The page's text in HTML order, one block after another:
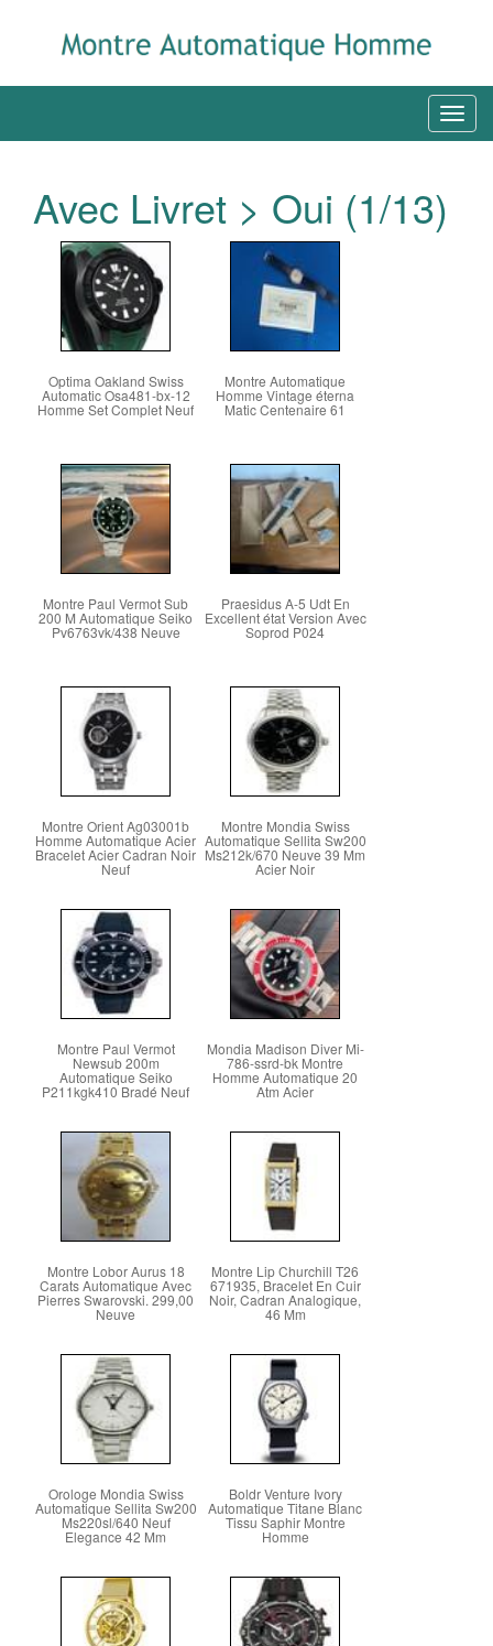
Avec Livret > Oui (1/13)
Optima Oakland Swiss
Automatic Osa481-bx-12
Homme Set Complet Neuf
Montre Automatique
Homme Vintage éterna
Matic Centenaire 61
Montre Paul Vermot Sub
200 M Automatique Seiko
Pv6763vk/438 Neuve
Praesidus A-5 Udt En
Excellent état Version Avec
Soprod P024
Montre Orient Ag03001b
Homme Automatique Acier
Bracelet Acier Cadran Noir
Neuf
Montre Mondia Swiss
Automatique Sellita Sw200
Ms212k/670 Neuve 39 Mm
Acier Noir
Montre Paul Vermot
Newsub 200m
Automatique Seiko
P211kgk410 Bradé Neuf
Mondia Madison Diver Mi-
786-ssrd-bk Montre
Homme Automatique 20
Atm Acier
Montre Lobor Aurus 18
Carats Automatique Avec
Pierres Swarovski. 299,00
Neuve
Montre Lip Churchill T26
671935, Bracelet En Cuir
Noir, Cadran Analogique,
46 Mm
Orologe Mondia Swiss
Automatique Sellita Sw200
Ms220sl/640 Neuf
Elegance 42 Mm
Boldr Venture Ivory
Automatique Titane Blanc
Tissu Saphir Montre
Homme